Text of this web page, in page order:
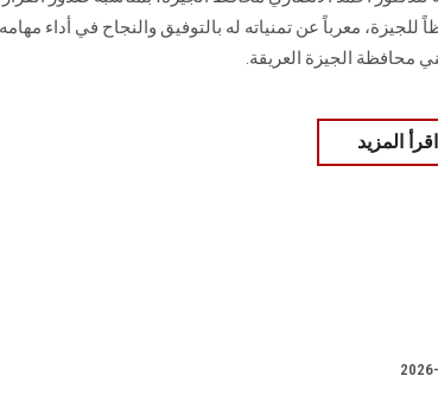
للجيزة، معرباً عن تمنياته له بالتوفيق والنجاح في أداء
محافظة الجيزة العريقة.
اقرأ المزيد